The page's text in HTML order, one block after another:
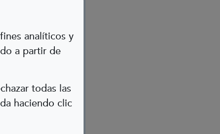
analíticos y
a partir de
todas las
haciendo clic